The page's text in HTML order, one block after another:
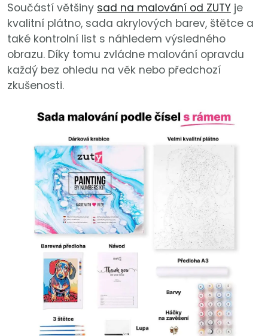
Součástí většiny sad na malování od ZUTY je
kvalitní plátno, sada akrylových barev, štětce a
také kontrolní list s náhledem výsledného
obrazu. Díky tomu zvládne malování opravdu
každý bez ohledu na věk nebo předchozí
zkušenosti.